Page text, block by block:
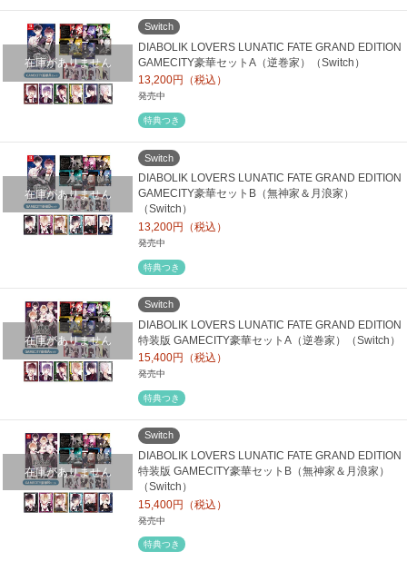
在庫がありません
Switch
DIABOLIK LOVERS LUNATIC FATE GRAND EDITION
GAMECITY豪華セットA（逆巻家）（Switch）
13,200円（税込）
発売中
特典つき
在庫がありません
Switch
DIABOLIK LOVERS LUNATIC FATE GRAND EDITION
GAMECITY豪華セットB（無神家＆月浪家）
（Switch）
13,200円（税込）
発売中
特典つき
在庫がありません
Switch
DIABOLIK LOVERS LUNATIC FATE GRAND EDITION
特装版 GAMECITY豪華セットA（逆巻家）（Switch）
15,400円（税込）
発売中
特典つき
在庫がありません
Switch
DIABOLIK LOVERS LUNATIC FATE GRAND EDITION
特装版 GAMECITY豪華セットB（無神家＆月浪家）
（Switch）
15,400円（税込）
発売中
特典つき